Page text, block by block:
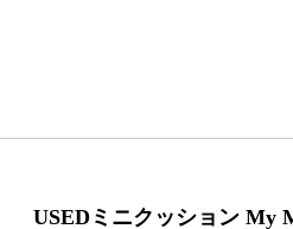
USEDミニクッション My